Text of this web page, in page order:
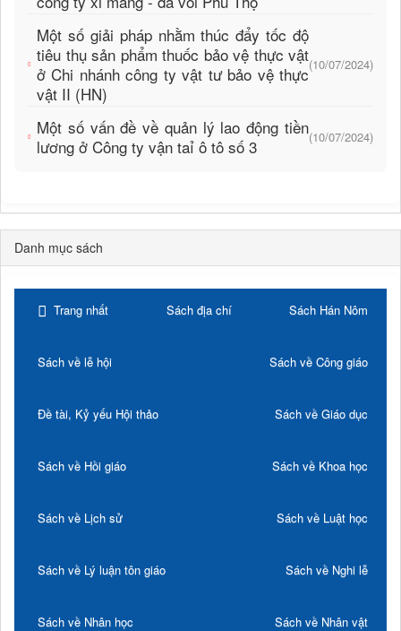
Một số giải pháp nhằm thúc đẩy tốc độ
tiêu thụ sản phẩm thuốc bảo vệ thực vật
ở Chi nhánh công ty vật tư bảo vệ thực
vật II (HN)
(10/07/2024)
Một số vấn đề về quản lý lao động tiền
lương ở Công ty vận taỉ ô tô số 3
(10/07/2024)
Danh mục sách
Trang nhất Sách địa chí Sách Hán Nôm
Sách về lễ hội Sách về Công giáo
Đề tài, Kỷ yếu Hội thảo Sách về Giáo dục
Sách về Hồi giáo Sách về Khoa học
Sách về Lịch sử Sách về Luật học
Sách về Lý luận tôn giáo Sách về Nghi lễ
Sách về Nhân học Sách về Nhân vật